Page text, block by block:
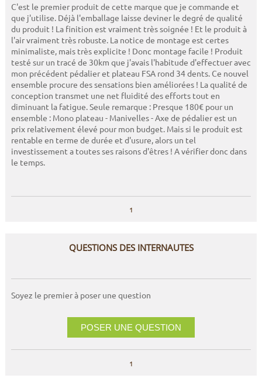
C'est le premier produit de cette marque que je commande et
que j'utilise. Déjà l'emballage laisse deviner le degré de qualité
du produit ! La finition est vraiment très soignée ! Et le produit à
l'air vraiment très robuste. La notice de montage est certes
minimaliste, mais très explicite ! Donc montage facile ! Produit
testé sur un tracé de 30km que j'avais l'habitude d'effectuer avec
mon précédent pédalier et plateau FSA rond 34 dents. Ce nouvel
ensemble procure des sensations bien améliorées ! La qualité de
conception transmet une net fluidité des efforts tout en
diminuant la fatigue. Seule remarque : Presque 180€ pour un
ensemble : Mono plateau - Manivelles - Axe de pédalier est un
prix relativement élevé pour mon budget. Mais si le produit est
rentable en terme de durée et d'usure, alors un tel
investissement a toutes ses raisons d'êtres ! A vérifier donc dans
le temps.
1
QUESTIONS DES INTERNAUTES
Soyez le premier à poser une question
POSER UNE QUESTION
1